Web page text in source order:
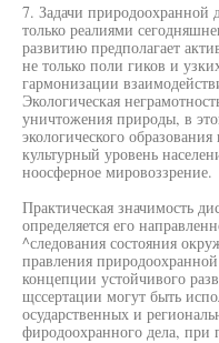
7. Задачи природоохранной
только реалиями
развитию предполагает
не только поли гиков и
гармонизации
Экологическая
уничтожения природы, в
экологического
культурный уровень
ноосферное мировоззрение.
Практическая значимость
определяется его
^следования состояния
правления
концепции устойчивого
щссертации могут быть
осударственных и
фиродоохранного дела, при